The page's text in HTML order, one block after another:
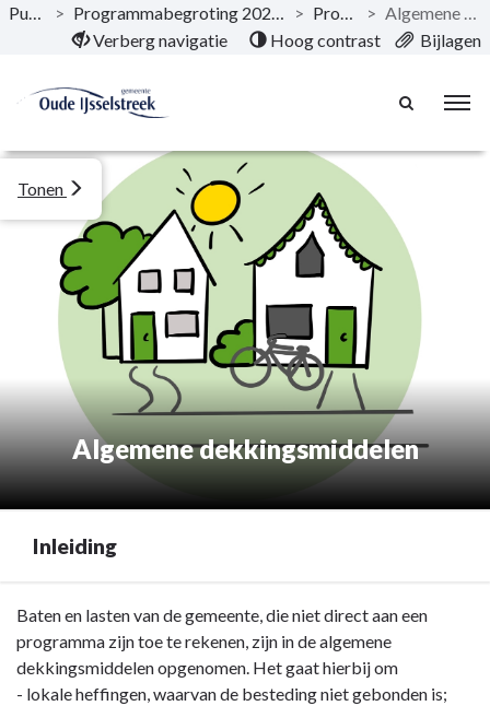
Naar hoofdinhoud
Publicaties > Programmabegroting 2025-2028 Een solide basis maakt sterk! > Programma’s >
Algemene dekkingsmiddelen
Verberg navigatie
Hoog contrast Bijlagen
Algemene dekkingsmiddelen
Tonen
Inleiding
Terug
naar
navigatie
Baten en lasten van de gemeente, die niet direct aan een
programma zijn toe te rekenen, zijn in de algemene
dekkingsmiddelen opgenomen. Het gaat hierbij om
- lokale heffingen, waarvan de besteding niet gebonden is;